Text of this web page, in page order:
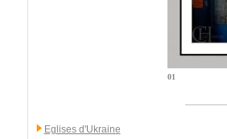
01
Eglises d'Ukraine